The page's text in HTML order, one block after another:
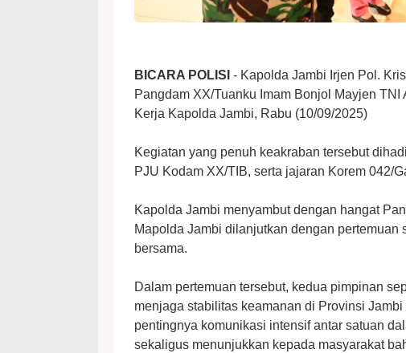
BICARA POLISI - Kapolda Jambi Irjen Pol.
Pangdam XX/Tuanku Imam Bonjol Mayjen
Kerja Kapolda Jambi, Rabu (10/09/2025)
Kegiatan yang penuh keakraban tersebut
PJU Kodam XX/TIB, serta jajaran Korem 042/
Kapolda Jambi menyambut dengan hangat
Mapolda Jambi dilanjutkan dengan
bersama.
Dalam pertemuan tersebut, kedua pimpinan
menjaga stabilitas keamanan di Provinsi
pentingnya komunikasi intensif antar satuan
sekaligus menunjukkan kepada masyarakat